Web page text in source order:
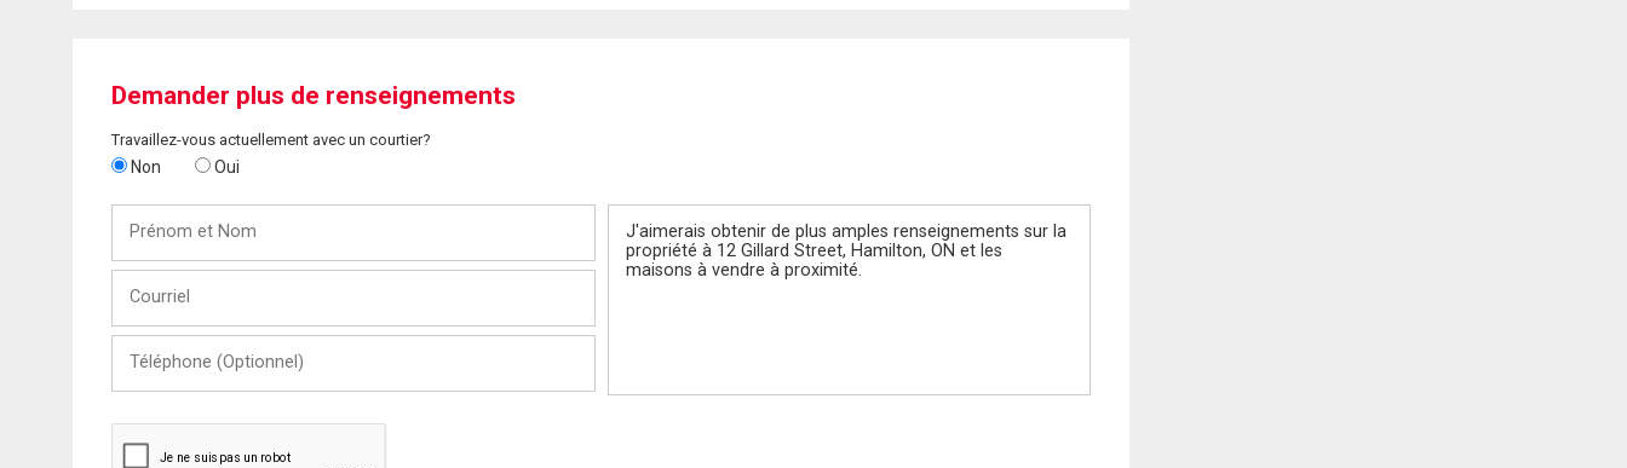
Demander plus de renseignements
Travaillez-vous actuellement avec un courtier?
Non Oui
Nom
(Optionnel)